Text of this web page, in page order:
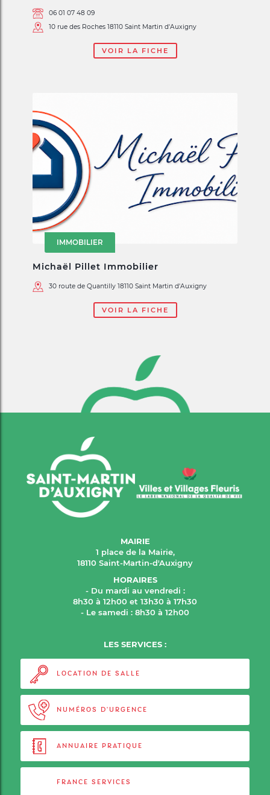
06 01 07 48 09
10 rue des Roches 18110 Saint Martin d'Auxigny
VOIR LA FICHE
IMMOBILIER
Michaël Pillet Immobilier
30 route de Quantilly 18110 Saint Martin d'Auxigny
VOIR LA FICHE
MAIRIE
1 place de la Mairie,
18110 Saint-Martin-d'Auxigny
HORAIRES
- Du mardi au vendredi :
8h30 à 12h00 et 13h30 à 17h30
- Le samedi : 8h30 à 12h00
LES SERVICES :
LOCATION DE SALLE
NUMÉROS D'URGENCE
ANNUAIRE PRATIQUE
FRANCE SERVICES